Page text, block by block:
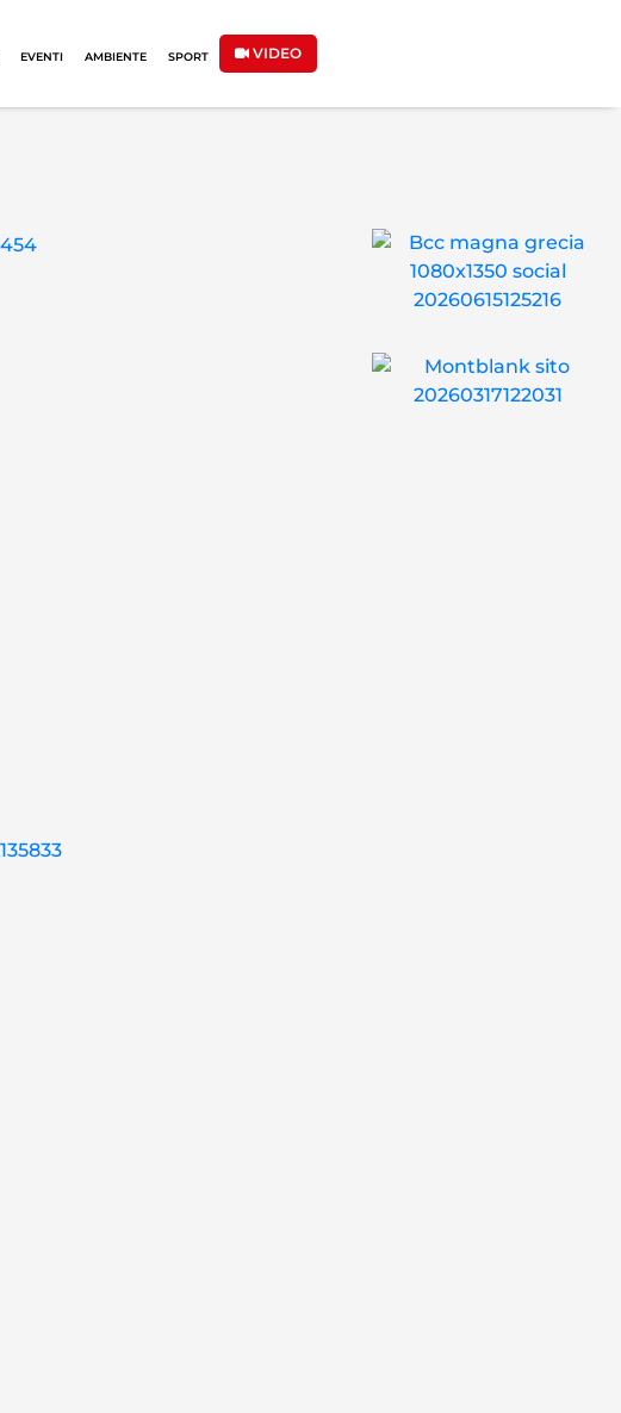
EVENTI AMBIENTE SPORT VIDEO